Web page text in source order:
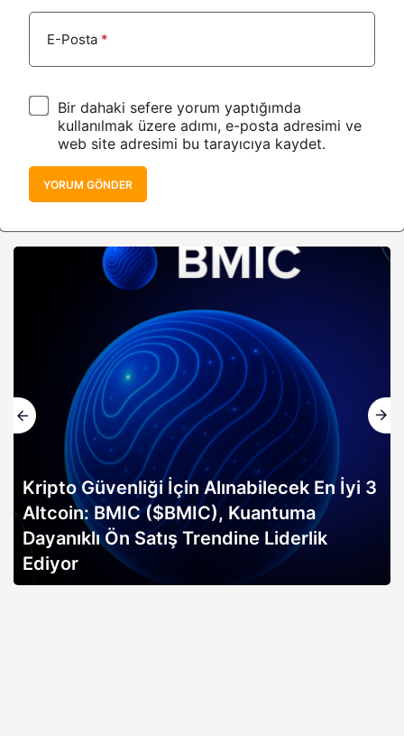
E-Posta *
Bir dahaki sefere yorum yaptığımda
kullanılmak üzere adımı, e-posta adresimi ve
web site adresimi bu tarayıcıya kaydet.
YORUM GÖNDER
Kripto Güvenliği İçin Alınabilecek En İyi 3
Altcoin: BMIC ($BMIC), Kuantuma
Dayanıklı Ön Satış Trendine Liderlik
Ediyor